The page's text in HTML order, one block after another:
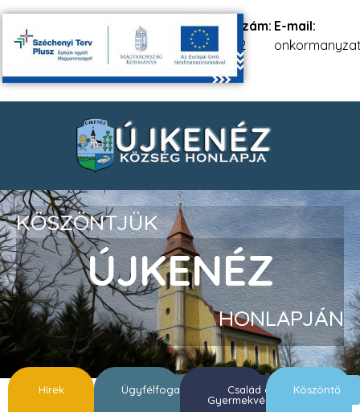
Cím:
4635
Újkenéz
Petőfi u. 56.
Telefonszám:
06 20 292
7502
E-mail:
KÖSZÖNTJÜK
ÚJKENÉZ
HONLAPJÁN
Hírek Ügyfélfogadás
Család és
Gyermekvédelem
Köszöntő